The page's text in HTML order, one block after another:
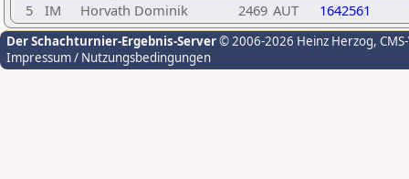
5
IM Horvath Dominik 2469 AUT 1642561
Der Schachturnier-Ergebnis-Server© 2006-2026 Heinz Herzog,
Impressum / Nutzungsbedingungen